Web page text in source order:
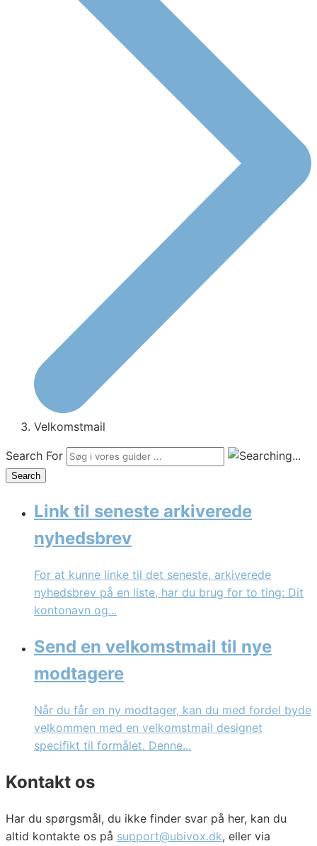
Velkomstmail
Search For
Search
Link til seneste arkiverede
nyhedsbrev
For at kunne linke til det seneste, arkiverede
nyhedsbrev på en liste, har du brug for to ting: Dit
kontonavn og...
Send en velkomstmail til nye
modtagere
Når du får en ny modtager, kan du med fordel byde
velkommen med en velkomstmail designet
specifikt til formålet. Denne...
Kontakt os
Har du spørgsmål, du ikke finder svar på her, kan du
altid kontakte os på support@ubivox.dk, eller via